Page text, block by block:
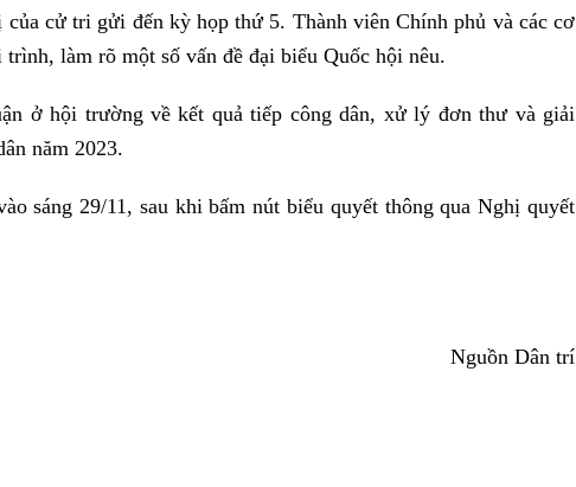
cử tri gửi đến kỳ họp thứ 5. Thành viên Chính phủ và các cơ
trình, làm rõ một số vấn đề đại biểu Quốc hội nêu.
ở hội trường về kết quả tiếp công dân, xử lý đơn thư và giải
năm 2023.
sáng 29/11, sau khi bấm nút biểu quyết thông qua Nghị quyết
Nguồn Dân trí